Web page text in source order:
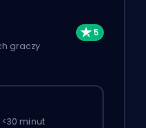
graczy
minut